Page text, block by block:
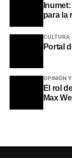
para la
CULTURA
Portal
OPINIÓN
El rol
Max